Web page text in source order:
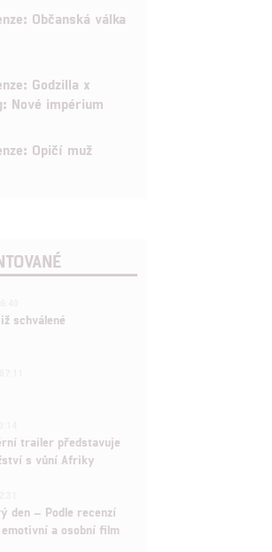
Občanská válka
Godzilla x
Nové impérium
Opičí muž
schválené
trailer představuje
s vůní Afriky
den – Podle recenzí
a osobní film